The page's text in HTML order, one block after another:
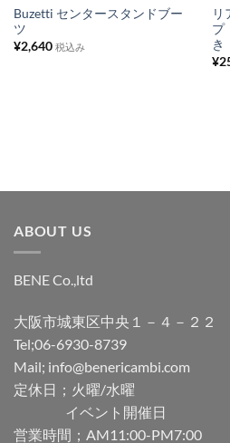
ス
Buzetti センタースタンドブー
ツ
¥2,640 税込み
リ
プ
¥
ABOUT US
BENE Co.,ltd
大阪市城東区中央１－４－２２
Tel;06-6930-8739
Mail; info@benericambi.com
定休日；火曜/水曜
イベント開催日
営業時間；AM11:00-PM7:00